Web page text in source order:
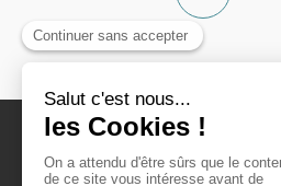
Qui sommes-nous ?